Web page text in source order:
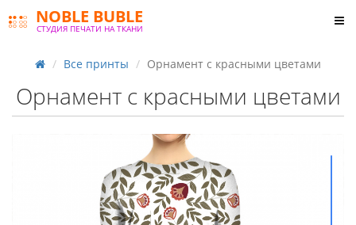
NOBLE BUBLE
СТУДИЯ ПЕЧАТИ НА ТКАНИ
Все принты Орнамент с красными цветами
Орнамент с красными цветами